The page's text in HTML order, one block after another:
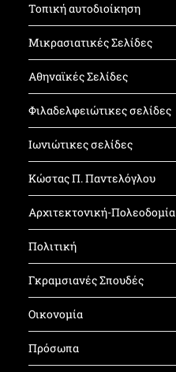
Τοπική αυτοδιοίκηση
Μικρασιατικές Σελίδες
Αθηναϊκές Σελίδες
Φιλαδελφειώτικες σελίδες
Ιωνιώτικες σελίδες
Κώστας Π. Παντελόγλου
Αρχιτεκτονική-Πολεοδομία
Πολιτική
Γκραμσιανές Σπουδές
Οικονομία
Πρόσωπα